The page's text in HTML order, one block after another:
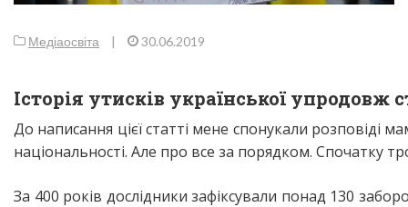
Медіаосвіта | 30.06.2019
Історія утисків української упродовж
До написання цієї статті мене спонукали розповіді
національності. Але про все за порядком. Спочатку
За 400 років дослідники зафіксували понад 130